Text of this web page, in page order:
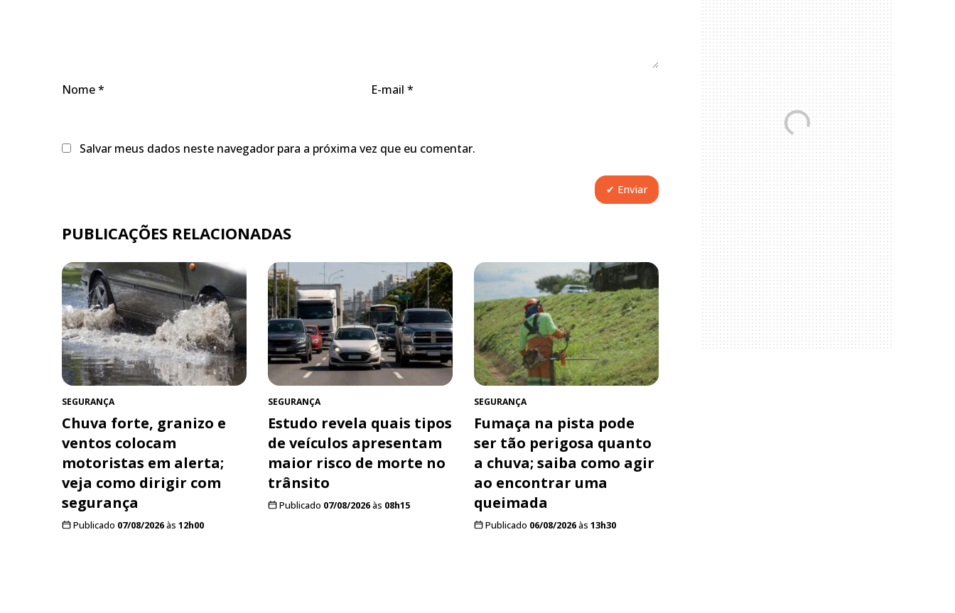
Nome* E-mail *
Salvar meus dados neste navegador para a próxima vez que eu comentar.
PUBLICAÇÕES RELACIONADAS
SEGURANÇA
Chuva forte, granizo e
ventos colocam
motoristas em alerta;
veja como dirigir com
segurança
Publicado 07/08/2026às 12h00
SEGURANÇA
Estudo revela quais tipos
de veículos apresentam
maior risco de morte no
trânsito
Publicado 07/08/2026às 08h15
SEGURANÇA
Fumaça na pista pode
ser tão perigosa quanto
a chuva; saiba como agir
ao encontrar uma
queimada
Publicado 06/08/2026às 13h30